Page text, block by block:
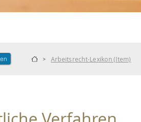
> Arbeitsrecht-Lexikon (Item)